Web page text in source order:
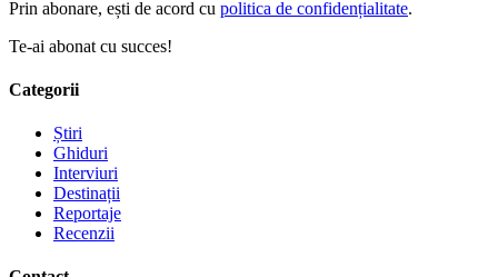
Prin abonare, ești de acord cu politica de confidențialitate.
Te-ai abonat cu succes!
Categorii
Știri
Ghiduri
Interviuri
Destinații
Reportaje
Recenzii